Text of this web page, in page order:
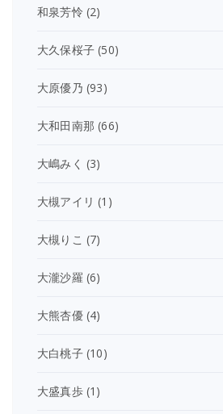
和泉芳怜 (2)
大久保桜子 (50)
大原優乃 (93)
大和田南那 (66)
大嶋みく (3)
大槻アイリ (1)
大槻りこ (7)
大瀧沙羅 (6)
大熊杏優(4)
大白桃子(10)
大盛真歩(1)